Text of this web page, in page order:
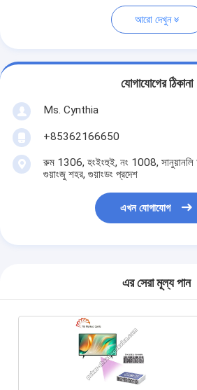
আরো দেখুন
যোগাযোগের ঠিকানা
Ms. Cynthia
‪+85362166650‬
রুম 1306, হংইংহুই, নং 1008, সানুয়ানলি
গুয়াংজু শহর, গুয়াংডং প্রদেশ
এখন যোগাযোগ
এর সেরা মূল্য পান